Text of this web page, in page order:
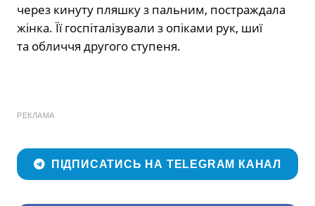
через кинуту пляшку з пальним, постраждала
жінка. Її госпіталізували з опіками рук, шиї
та обличчя другого ступеня.
РЕКЛАМА
ПІДПИСАТИСЬ НА TELEGRAM КАНАЛ